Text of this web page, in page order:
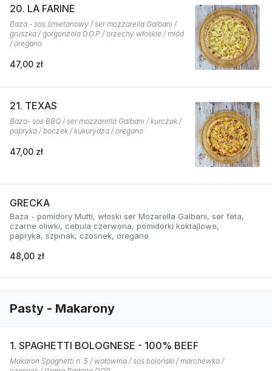
20. LA FARINE
Baza - sos śmietanowy / ser mozzarella Galbani /
gruszka / gorgonzola D.O.P / orzechy włoskie / miód
/ oregano
47,00 zł
21. TEXAS
Baza- sos BBQ / ser mozzarella Galbani / kurczak /
papryka / boczek / kukurydza / oregano
47,00 zł
GRECKA
Baza - pomidory Mutti, włoski ser Mozarella Galbani, ser feta,
czarne oliwki, cebula czerwona, pomidorki koktajlowe,
papryka, szpinak, czosnek, oregano
48,00 zł
Pasty - Makarony
1. SPAGHETTI BOLOGNESE - 100% BEEF
Makaron Spaghetti n. 5 / wołowina / sos boloński / marchewka /